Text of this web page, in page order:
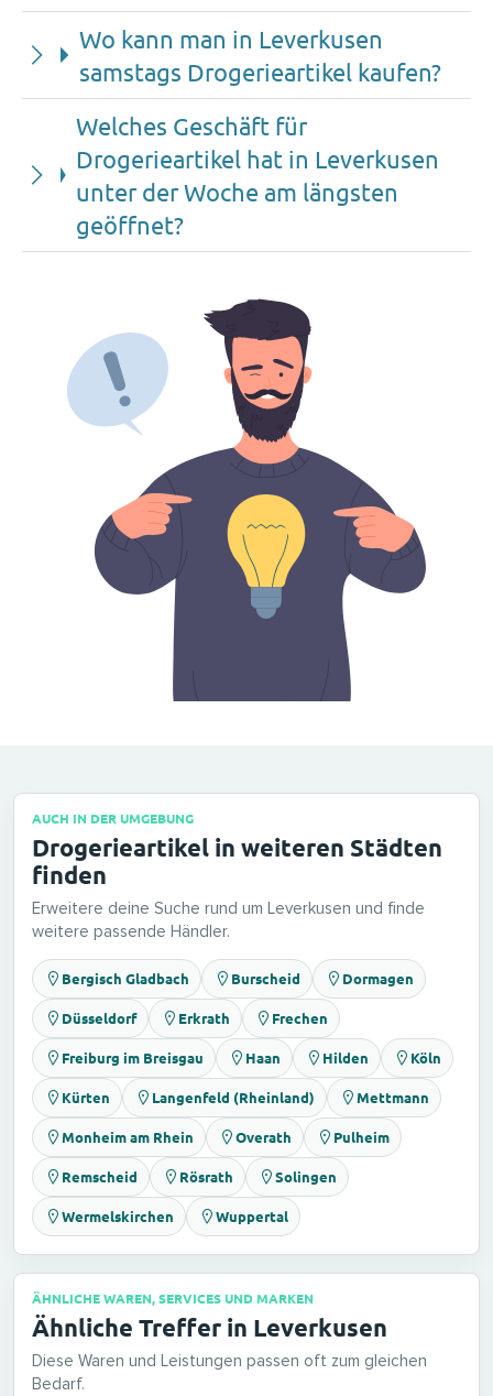
Wo kann man in Leverkusen
samstags Drogerieartikel kaufen?
Welches Geschäft für
Drogerieartikel hat in Leverkusen
unter der Woche am längsten
geöffnet?
AUCH IN DER UMGEBUNG
Drogerieartikel in weiteren Städten
finden
Erweitere deine Suche rund um Leverkusen und finde
weitere passende Händler.
Bergisch Gladbach Burscheid Dormagen
Düsseldorf Erkrath Frechen
Freiburg im Breisgau Haan Hilden Köln
Kürten Langenfeld (Rheinland) Mettmann
Monheim am Rhein Overath Pulheim
Remscheid Rösrath Solingen
Wermelskirchen Wuppertal
ÄHNLICHE WAREN, SERVICES UND MARKEN
Ähnliche Treffer in Leverkusen
Diese Waren und Leistungen passen oft zum gleichen
Bedarf.